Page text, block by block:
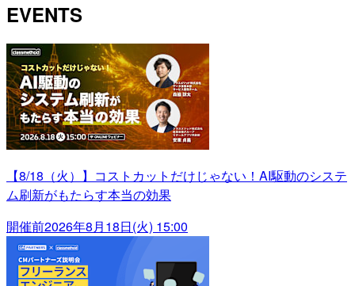
EVENTS
【8/18（火）】コストカットだけじゃない！AI駆動のシステ
ム刷新がもたらす本当の効果
開催前2026年8月18日(火) 15:00